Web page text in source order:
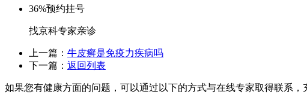
36%预约挂号
找京科专家亲诊
上一篇： 牛皮癣是免疫力疾病吗
下一篇： 返回列表
如果您有健康方面的问题，可以通过以下的方式与在线专家取得联系，